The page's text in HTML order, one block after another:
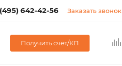
642-42-56 Заказать звонок
Получить счет/КП